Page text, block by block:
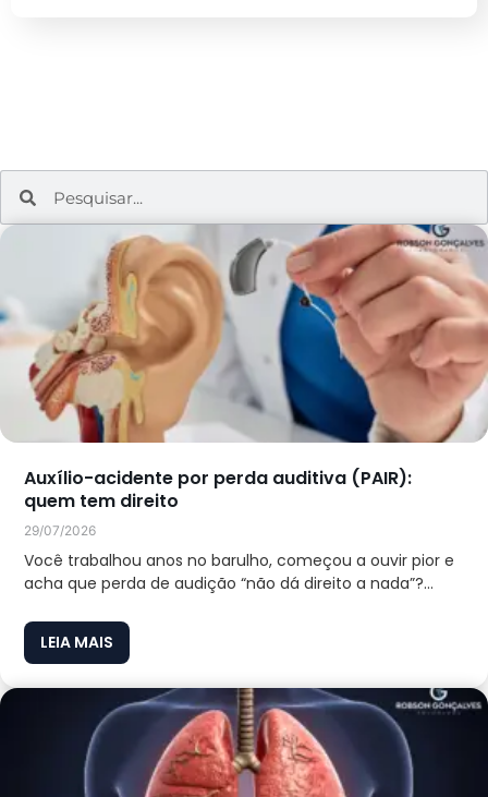
Auxílio-acidente por perda auditiva (PAIR):
quem tem direito
29/07/2026
Você trabalhou anos no barulho, começou a ouvir pior e
acha que perda de audição “não dá direito a nada”?...
LEIA MAIS